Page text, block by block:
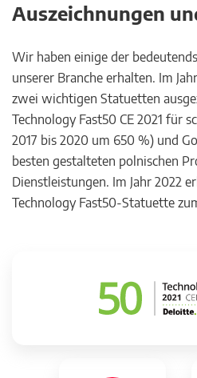
Auszeichnungen
Wir haben einige der
unserer Branche erhalten. Im
zwei wichtigen Statuetten
Technology Fast50 CE 2021 für
2017 bis 2020 um 650 %) und
besten gestalteten polnischen
Dienstleistungen. Im Jahr 2022
Technology Fast50-Statuette